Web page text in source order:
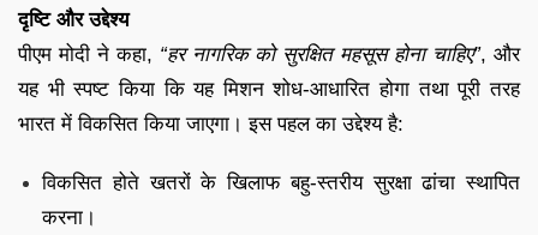
दृष्टि और उद्देश्य
पीएम मोदी ने कहा, “हर नागरिक को सुरक्षित महसूस होना चाहिए”, और
यह भी स्पष्ट किया कि यह मिशन शोध-आधारित होगा तथा पूरी तरह
भारत में विकसित किया जाएगा। इस पहल का उद्देश्य है:
विकसित होते खतरों के खिलाफ बहु-स्तरीय सुरक्षा ढांचा स्थापित
करना।